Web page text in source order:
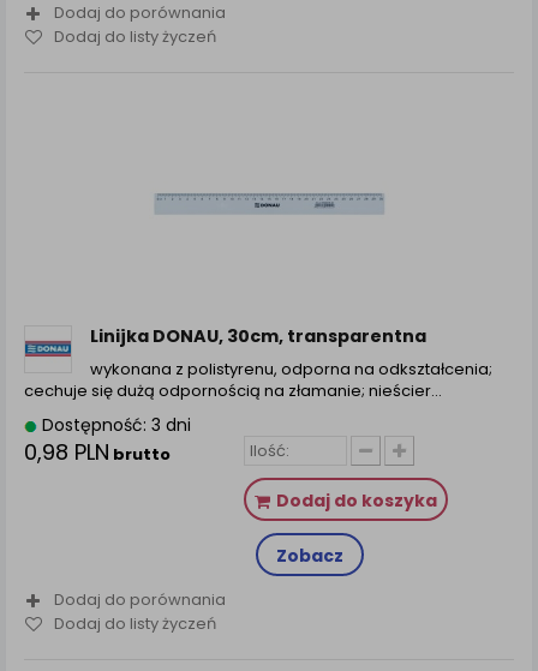
Dodaj do porównania
Dodaj do listy życzeń
Linijka DONAU, 30cm, transparentna
wykonana z polistyrenu, odporna na odkształcenia;
cechuje się dużą odpornością na złamanie; nieścier...
Dostępność: 3 dni
0,98 PLN brutto
Dodaj do koszyka
Zobacz
Dodaj do porównania
Dodaj do listy życzeń